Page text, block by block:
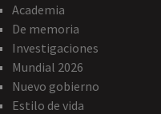
Academia
De memoria
Investigaciones
Mundial 2026
Nuevo gobierno
Estilo de vida